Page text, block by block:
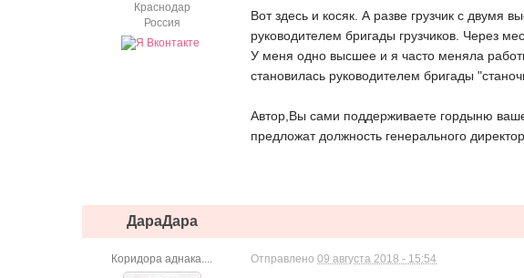
Краснодар
Россия
Вот здесь и косяк. А разве грузчик с двумя
руководителем бригады грузчиков. Через
У меня одно высшее и я часто меняла
становилась руководителем бригады
Автор,Вы сами поддерживаете гордыню
предложат должность генерального
ДараДара
Коридора аднака.... Отправлено09 августа 2018 - 15:54